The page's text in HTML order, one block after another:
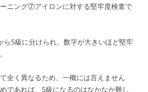
ニング⑦アイロンに対する堅牢度検査で
ら5級に分けられ、数字が大きいほど堅牢
全く異なるため、一概には言えません
であれば、5級になるのはなかなか難し